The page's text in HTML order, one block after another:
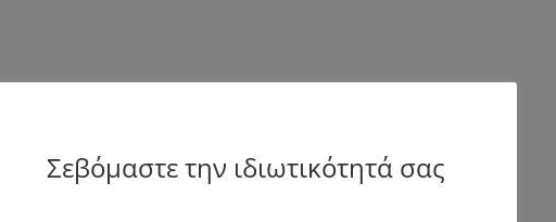
Σεβόμαστε την ιδιωτικότητά σας